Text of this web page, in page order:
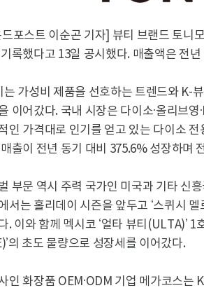
드포스트 이순곤 기자] 뷰티 브랜드 토니
록했다고 13일 공시했다. 매출액은 전
는 가성비 제품을 선호하는 트렌드와 K-
이어갔다. 국내 시장은 다이소·올리브
인 가격대로 인기를 얻고 있는 다이소
출이 전년 동기 대비 375.6% 성장하며
부문 역시 주력 국가인 미국과 기타 신
서는 홀리데이 시즌을 앞두고 ‘스퀴시
. 이와 함께 멕시코 ‘얼타 뷰티(ULTA)’ 1
의 초도 물량으로 성장세를 이어갔다.
인 화장품 OEM·ODM 기업 메가코스는